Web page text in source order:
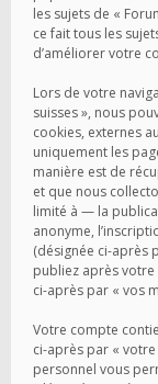
les sujets de «
ce fait tous les
d’améliorer votre
Lors de votre
suisses », nous
cookies, externes
uniquement les
manière est de
et que nous
limité à — la
anonyme,
(désignée ci-après
publiez après
ci-après par « vos
Votre compte
ci-après par «
personnel vous